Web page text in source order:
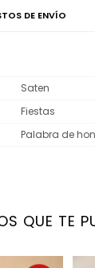
DE ENVÍO
Saten
Fiestas
Palabra de
QUE TE